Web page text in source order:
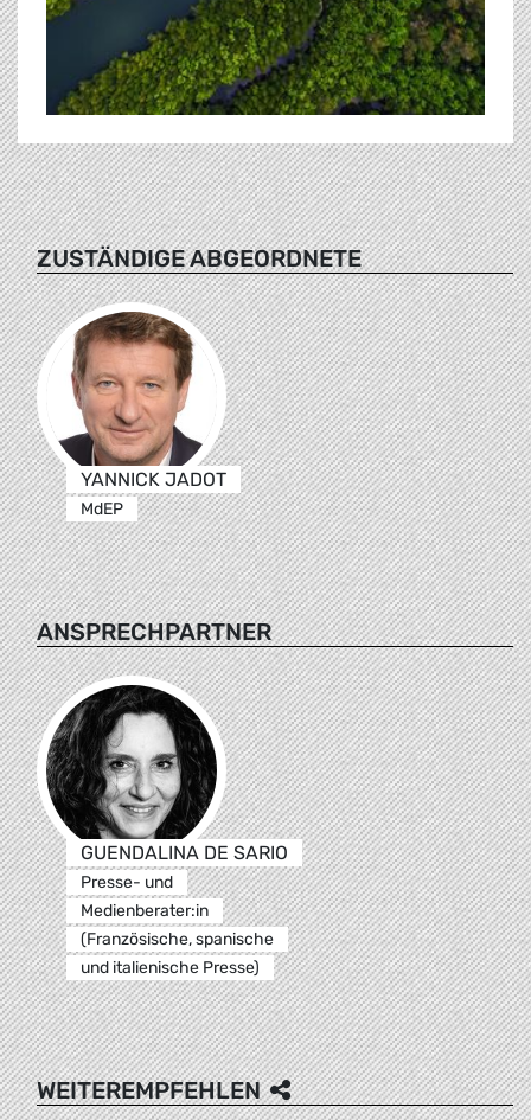
ZUSTÄNDIGE ABGEORDNETE
YANNICK JADOT
MdEP
ANSPRECHPARTNER
GUENDALINA DE SARIO
Presse- und
Medienberater:in
(Französische, spanische
und italienische Presse)
WEITEREMPFEHLEN